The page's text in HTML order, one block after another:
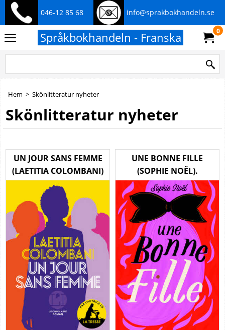
046-12 85 68 info@sprakbokhandeln.se
Språkbokhandeln - Franska 0
Hem > Skönlitteratur nyheter
Skönlitteratur nyheter
UN JOUR SANS FEMME
(LAETITIA COLOMBANI)
UNE BONNE FILLE
(SOPHIE NOËL).